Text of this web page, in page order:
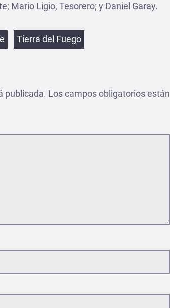
Mario Ligio, Tesorero; y Daniel Garay.
Tierra del Fuego
publicada. Los campos obligatorios están